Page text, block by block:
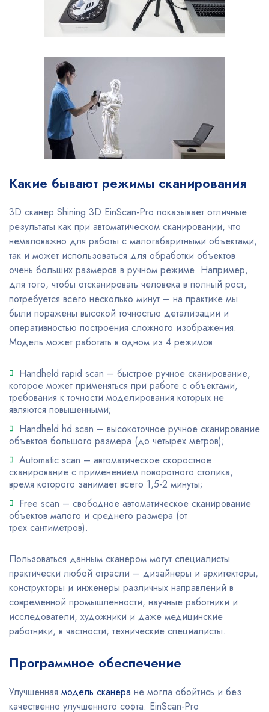
Какие бывают режимы сканирования
3D сканер Shining 3D EinScan-Pro показывает отличные
результаты как при автоматическом сканировании, что
немаловажно для работы с малогабаритными объектами,
так и может использоваться для обработки объектов
очень больших размеров в ручном режиме. Например,
для того, чтобы отсканировать человека в полный рост,
потребуется всего несколько минут – на практике мы
были поражены высокой точностью детализации и
оперативностью построения сложного изображения.
Модель может работать в одном из 4 режимов:
Handheld rapid scan – быстрое ручное сканирование,
которое может применяться при работе с объектами,
требования к точности моделирования которых не
являются повышенными;
Handheld hd scan – высокоточное ручное сканирование
объектов большого размера (до четырех метров);
Automatic scan – автоматическое скоростное
сканирование с применением поворотного столика,
время которого занимает всего 1,5-2 минуты;
Free scan – свободное автоматическое сканирование
объектов малого и среднего размера (от
трех сантиметров).
Пользоваться данным сканером могут специалисты
практически любой отрасли – дизайнеры и архитекторы,
конструкторы и инженеры различных направлений в
современной промышленности, научные работники и
исследователи, художники и даже медицинские
работники, в частности, технические специалисты.
Программное обеспечение
Улучшенная модель сканера не могла обойтись и без
качественно улучшенного софта. EinScan-Pro